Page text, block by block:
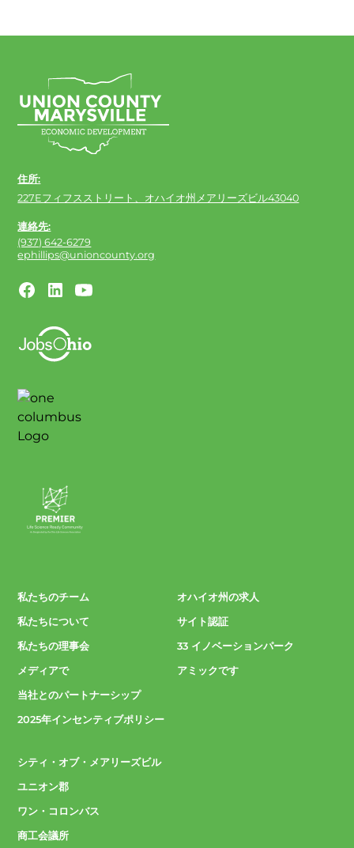
住所:
227Eフィフスストリート、オハイオ州メアリーズビル43040
連絡先:
(937) 642-6279
ephillips@unioncounty.org
私たちのチーム
私たちについて
私たちの理事会
メディアで
当社とのパートナーシップ
2025年インセンティブポリシー
オハイオ州の求人
サイト認証
33 イノベーションパーク
アミックです
シティ・オブ・メアリーズビル
ユニオン郡
ワン・コロンバス
商工会議所